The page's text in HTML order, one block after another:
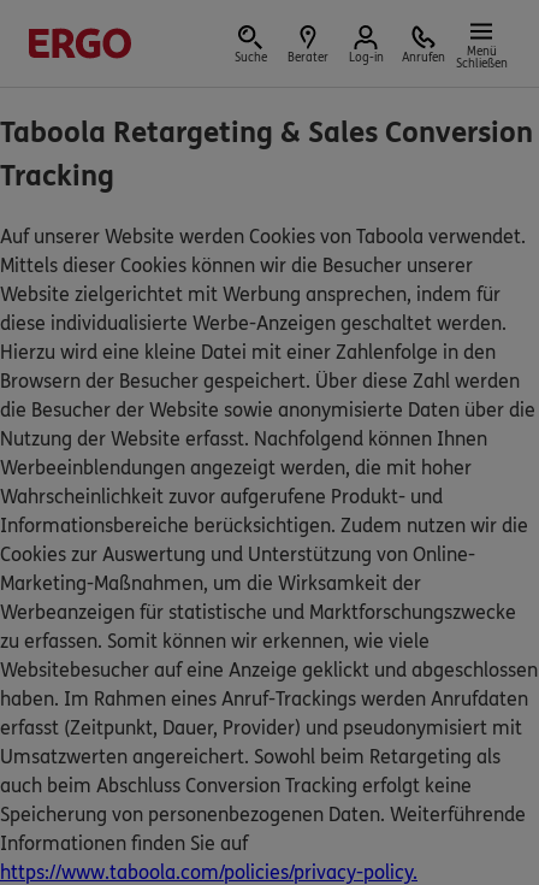
Suche Berater Log-in Anrufen
Menü
Schließen
Versicherungen & Finanzen
Reform der privaten Altersvorsorge
Jetzt Förderung selbst berechnen.
Jetzt informieren
Nicht sicher, was Sie benötigen?
Dann lassen Sie sich helfen.
Service
Meine Versicherungen
Sehen Sie auf einen Blick Ihre Versicherungen bei
ERGO, dem ERGO Rechtsschutz und der DKV.
Taboola Retargeting & Sales Conversion
Tracking
Auf unserer Website werden Cookies von Taboola verwendet.
Mittels dieser Cookies können wir die Besucher unserer
Website zielgerichtet mit Werbung ansprechen, indem für
diese individualisierte Werbe-Anzeigen geschaltet werden.
Hierzu wird eine kleine Datei mit einer Zahlenfolge in den
Browsern der Besucher gespeichert. Über diese Zahl werden
die Besucher der Website sowie anonymisierte Daten über die
Nutzung der Website erfasst. Nachfolgend können Ihnen
Werbeeinblendungen angezeigt werden, die mit hoher
Wahrscheinlichkeit zuvor aufgerufene Produkt- und
Informationsbereiche berücksichtigen. Zudem nutzen wir die
Cookies zur Auswertung und Unterstützung von Online-
Marketing-Maßnahmen, um die Wirksamkeit der
Werbeanzeigen für statistische und Marktforschungszwecke
zu erfassen. Somit können wir erkennen, wie viele
Websitebesucher auf eine Anzeige geklickt und abgeschlossen
haben. Im Rahmen eines Anruf-Trackings werden Anrufdaten
erfasst (Zeitpunkt, Dauer, Provider) und pseudonymisiert mit
Umsatzwerten angereichert. Sowohl beim Retargeting als
auch beim Abschluss Conversion Tracking erfolgt keine
Speicherung von personenbezogenen Daten. Weiterführende
Informationen finden Sie auf
https://www.taboola.com/policies/privacy-policy.